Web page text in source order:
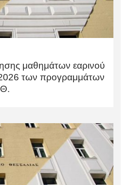
μαθημάτων εαρινού
των προγραμμάτων